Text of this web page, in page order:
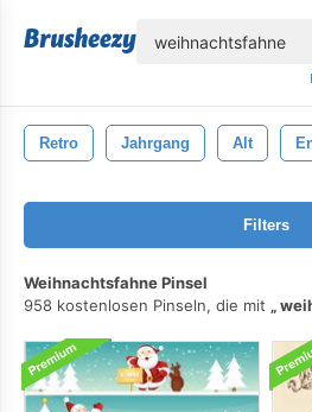
Retro Jahrgang Alt
Filters
Weihnachtsfahne Pinsel
958 kostenlosen Pinseln, die mit